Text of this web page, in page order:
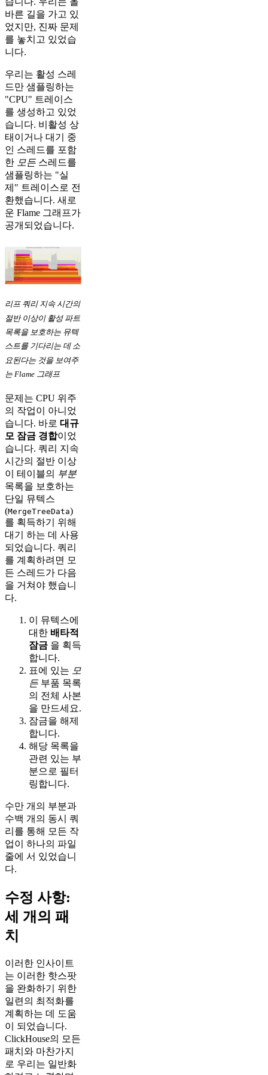
바른 길을 가고 있
었지만, 진짜 문제
를 놓치고 있었습
니다.
우리는 활성 스레
드만 샘플링하는
"CPU" 트레이스
를 생성하고 있었
습니다. 비활성 상
태이거나 대기 중
인 스레드를 포함
한 모든 스레드를
샘플링하는 "실
제" 트레이스로 전
환했습니다. 새로
운 Flame 그래프가
공개되었습니다.
리프 쿼리 지속 시간의
절반 이상이 활성 파트
목록을 보호하는 뮤텍
스트를 기다리는 데 소
요된다는 것을 보여주
는 Flame 그래프
문제는 CPU 위주
의 작업이 아니었
습니다. 바로 대규
모 잠금 경합이었
습니다. 쿼리 지속
시간의 절반 이상
이 테이블의 부분
목록을 보호하는
단일 뮤텍스
(MergeTreeData)
를 획득하기 위해
대기 하는 데 사용
되었습니다. 쿼리
를 계획하려면 모
든 스레드가 다음
을 거쳐야 했습니
다.
이 뮤텍스에
대한 배타적
잠금 을 획득
합니다.
표에 있는 모
든 부품 목록
의 전체 사본
을 만드세요.
잠금을 해제
합니다.
해당 목록을
관련 있는 부
분으로 필터
링합니다.
수만 개의 부분과
수백 개의 동시 쿼
리를 통해 모든 작
업이 하나의 파일
줄에 서 있었습니
다.
수정 사항:
세 개의 패
치
이러한 인사이트
는 이러한 핫스팟
을 완화하기 위한
일련의 최적화를
계획하는 데 도움
이 되었습니다.
ClickHouse의 모든
패치와 마찬가지
로 우리는 일반화